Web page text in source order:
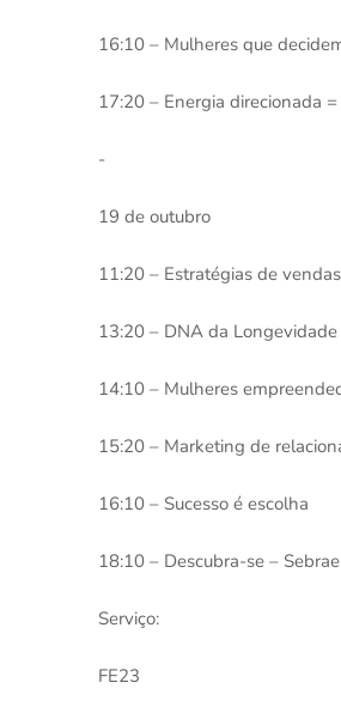
16:10 – Mulheres que
17:20 – Energia direcionada
-
19 de outubro
11:20 – Estratégias de
13:20 – DNA da Longevidade
14:10 – Mulheres
15:20 – Marketing de
16:10 – Sucesso é escolha
18:10 – Descubra-se –
Serviço:
FE23